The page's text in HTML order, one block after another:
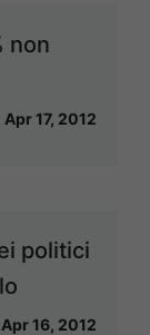
non
Apr 17, 2012
politici
Apr 16, 2012